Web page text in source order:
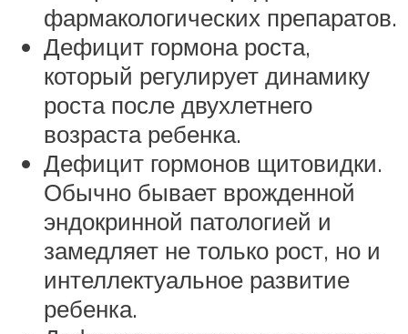
фармакологических препаратов.
Дефицит гормона роста,
который регулирует динамику
роста после двухлетнего
возраста ребенка.
Дефицит гормонов щитовидки.
Обычно бывает врожденной
эндокринной патологией и
замедляет не только рост, но и
интеллектуальное развитие
ребенка.